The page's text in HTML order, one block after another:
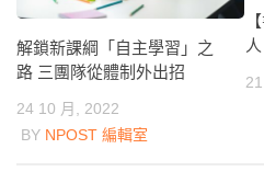
解鎖新課綱「自主學習」之
路 三團隊從體制外出招
24 10 月, 2022
BY NPOST 編輯室
人